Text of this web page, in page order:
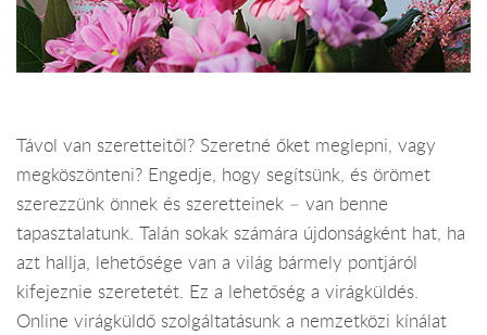
Távol van szeretteitől? Szeretné őket meglepni, vagy
megköszönteni? Engedje, hogy segítsünk, és örömet
szerezzünk önnek és szeretteinek – van benne
tapasztalatunk. Talán sokak számára újdonságként hat, ha
azt hallja, lehetősége van a világ bármely pontjáról
kifejeznie szeretetét. Ez a lehetőség a virágküldés.
Online virágküldő szolgáltatásunk a nemzetközi kínálat